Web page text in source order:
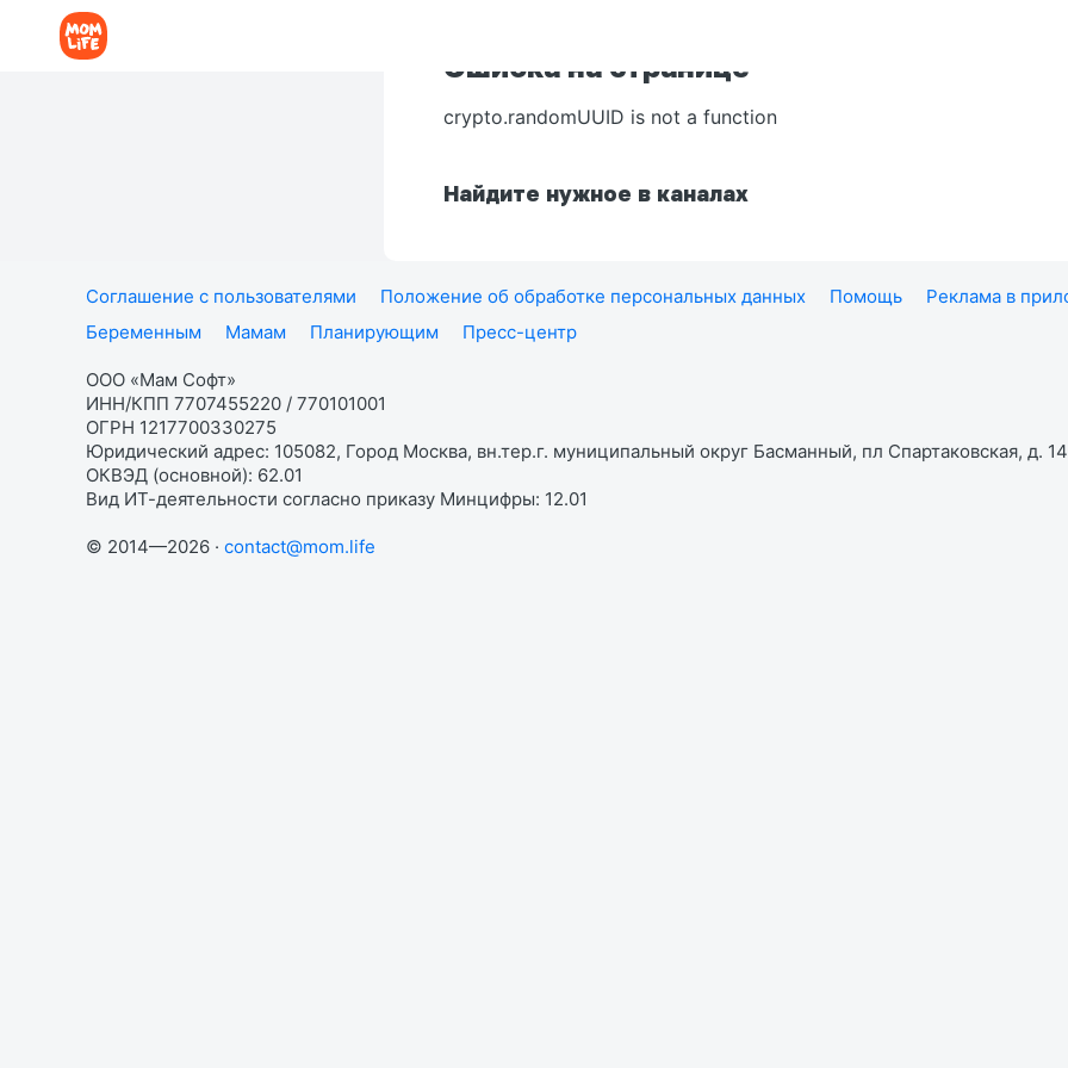
Ошибка на странице
crypto.randomUUID is not a function
Найдите нужное в каналах
Соглашение с пользователями Положение об обработке персональных данных Помощь
Реклама в
Беременным
Мамам Планирующим Пресс-центр
ООО «Мам Софт»
ИНН/КПП 7707455220 / 770101001
ОГРН 1217700330275
Юридический адрес: 105082, Город Москва, вн.тер.г. муниципальный округ Басманный, пл Спартаковская, д.
ОКВЭД (основной): 62.01
Вид ИТ-деятельности согласно приказу Минцифры: 12.01
© 2014—2026 · contact@mom.life